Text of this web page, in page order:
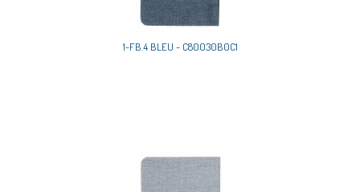
1-FB.4 BLEU - C80030B0C1